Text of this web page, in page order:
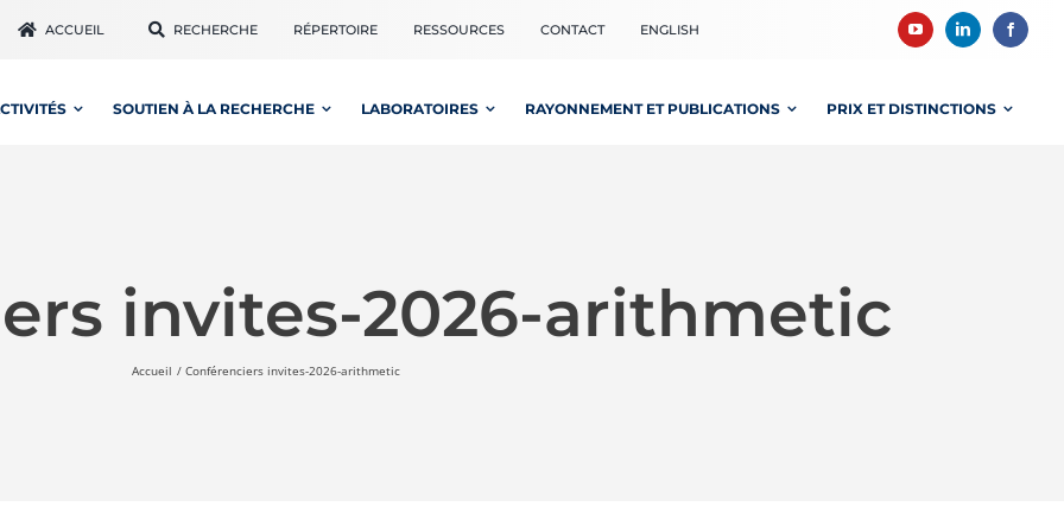
ACCUEIL RECHERCHE RÉPERTOIRE RESSOURCES CONTACT ENGLISH
SOUTIEN À LA RECHERCHE LABORATOIRES RAYONNEMENT ET PUBLICATIONS PRIX ET DISTINCTIONS
invites-2026-arithmetic
Accueil Conférenciers invites-2026-arithmetic